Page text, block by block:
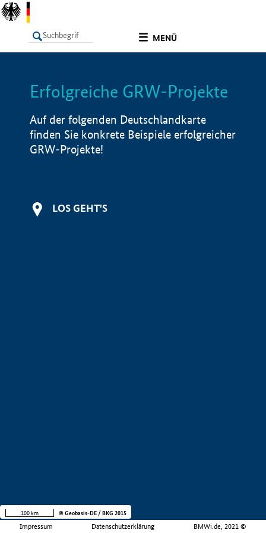
MENÜ
LISTE Info
Erfolgreiche GRW-Projekte
Auf der folgenden Deutschlandkarte
finden Sie konkrete Beispiele erfolgreicher
GRW-Projekte!
LOS GEHT'S
Impressum Datenschutzerklärung BMWi.de, 2021 ©
100 km © Geobasis-DE / BKG 2015